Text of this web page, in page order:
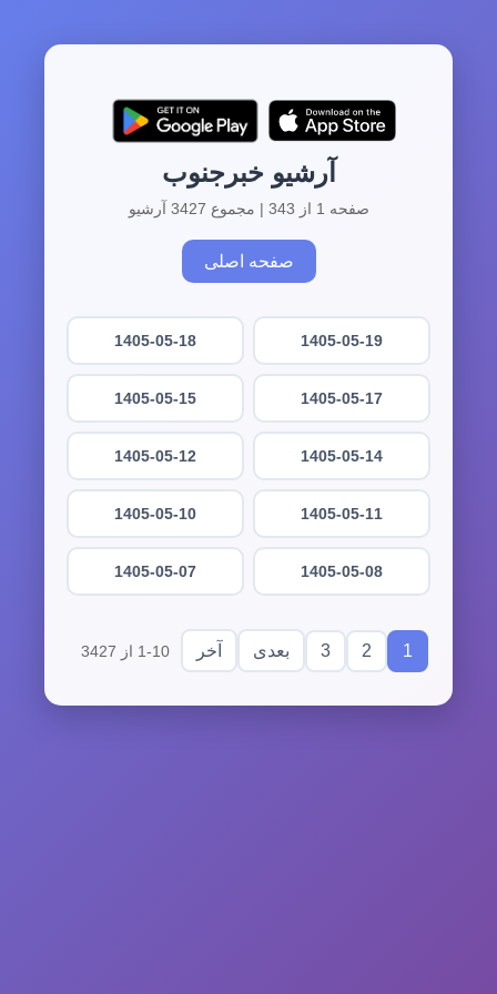
آرشیو خبرجنوب
صفحه 1 از 343 | مجموع 3427 آرشیو
صفحه اصلی
1405-05-19
1405-05-18
1405-05-17
1405-05-15
1405-05-14
1405-05-12
1405-05-11
1405-05-10
1405-05-08
1405-05-07
1
2
3 بعدی آخر 1-10 از 3427